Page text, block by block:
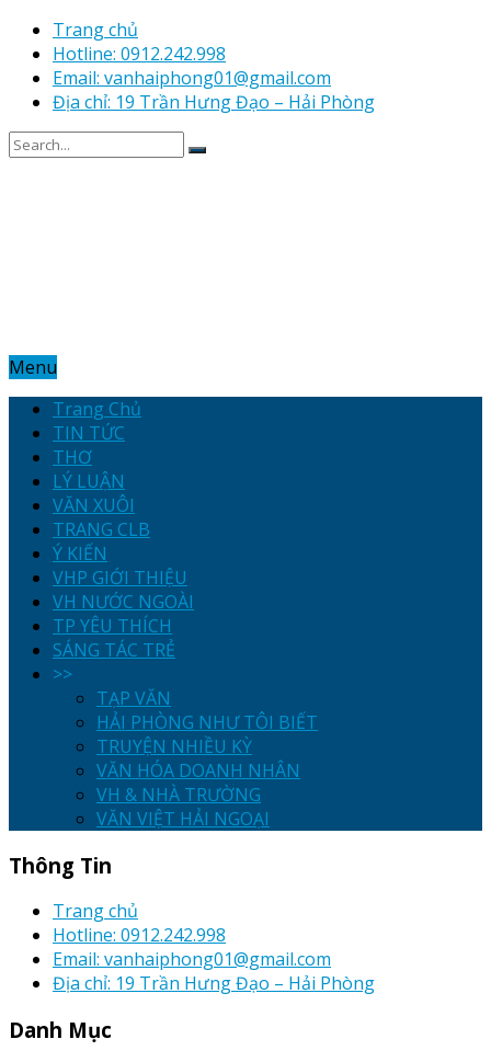
Trang chủ
Hotline: 0912.242.998
Email: vanhaiphong01@gmail.com
Địa chỉ: 19 Trần Hưng Đạo – Hải Phòng
Menu
Trang Chủ
TIN TỨC
THƠ
LÝ LUẬN
VĂN XUÔI
TRANG CLB
Ý KIẾN
VHP GIỚI THIỆU
VH NƯỚC NGOÀI
TP YÊU THÍCH
SÁNG TÁC TRẺ
>>
TẠP VĂN
HẢI PHÒNG NHƯ TÔI BIẾT
TRUYỆN NHIỀU KỲ
VĂN HÓA DOANH NHÂN
VH & NHÀ TRƯỜNG
VĂN VIỆT HẢI NGOẠI
Thông Tin
Trang chủ
Hotline: 0912.242.998
Email: vanhaiphong01@gmail.com
Địa chỉ: 19 Trần Hưng Đạo – Hải Phòng
Danh Mục